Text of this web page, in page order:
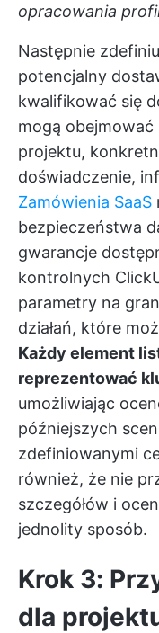
opracowania
Następnie
potencjalny
kwalifikować się
mogą
projektu,
doświadczenie,
Zamówienia SaaS
bezpieczeństwa
gwarancje
kontrolnych
parametry na
działań, które
Każdy element
reprezentować
umożliwiając
późniejszych
zdefiniowanymi
również, że nie
szczegółów i
jednolity sposób.
Krok 3:
dla